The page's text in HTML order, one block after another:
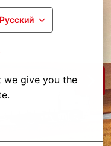
Русский
we give you the